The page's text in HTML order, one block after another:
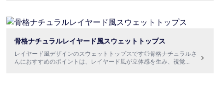
骨格ナチュラルレイヤード風スウェットトップス
レイヤード風デザインのスウェットトップスです◎骨格ナチュラルさ
んにおすすめのポイントは、レイヤード風が立体感を生み、視覚...